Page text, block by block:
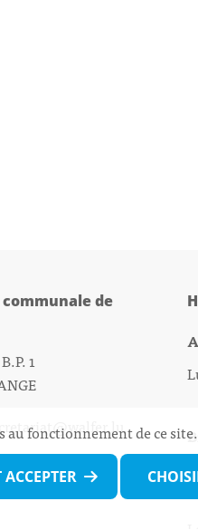
de
1
au fonctionnement de ce